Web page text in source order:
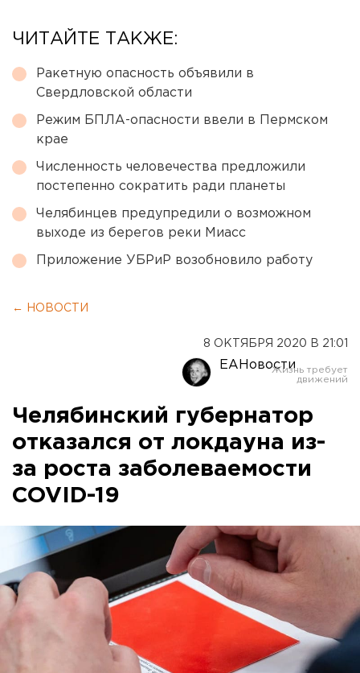
ЧИТАЙТЕ ТАКЖЕ:
Ракетную опасность объявили в
Свердловской области
Режим БПЛА-опасности ввели в Пермском
крае
Численность человечества предложили
постепенно сократить ради планеты
Челябинцев предупредили о возможном
выходе из берегов реки Миасс
Приложение УБРиР возобновило работу
← НОВОСТИ
8 ОКТЯБРЯ 2020 В 21:01
ЕАНовости
Челябинский губернатор
отказался от локдауна из-
за роста заболеваемости
COVID-19